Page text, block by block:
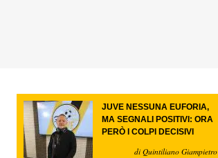
JUVE NESSUNA EUFORIA,
MA SEGNALI POSITIVI: ORA
PERÒ I COLPI DECISIVI
di Quintiliano Giampietro